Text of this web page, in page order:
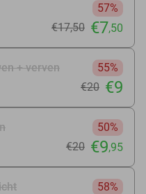
57%
€17,50 €7,50
+ verven
55%
€20 €9
50%
€20 €9,95
58%